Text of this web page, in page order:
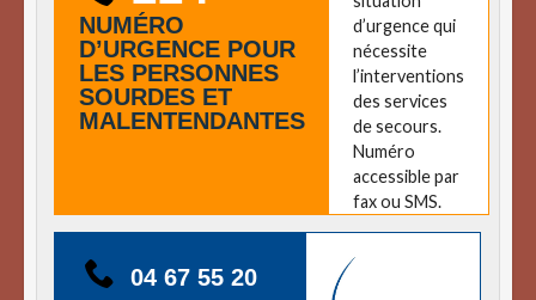
NUMÉRO
D’URGENCE POUR
LES PERSONNES
SOURDES ET
MALENTENDANTES
d’urgence qui
nécessite
l’interventions
des services
de secours.
Numéro
accessible par
fax ou SMS.
04 67 55 20